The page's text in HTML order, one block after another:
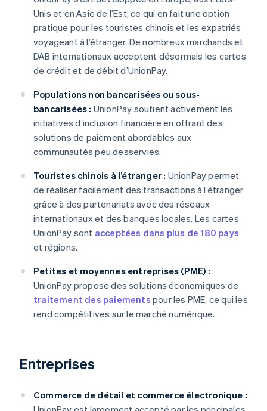
Unis et en Asie de l’Est, ce qui en fait une option
pratique pour les touristes chinois et les expatriés
voyageant à l’étranger. De nombreux marchands et
DAB internationaux acceptent désormais les cartes
de crédit et de débit d’UnionPay.
Populations non bancarisées ou sous-
bancarisées : UnionPay soutient activement les
initiatives d’inclusion financière en offrant des
solutions de paiement abordables aux
communautés peu desservies.
Touristes chinois à l’étranger : UnionPay permet
de réaliser facilement des transactions à l’étranger
grâce à des partenariats avec des réseaux
internationaux et des banques locales. Les cartes
UnionPay sont acceptées dans plus de 180 pays
et régions.
Petites et moyennes entreprises (PME) :
UnionPay propose des solutions économiques de
traitement des paiements pour les PME, ce qui les
rend compétitives sur le marché numérique.
Entreprises
Commerce de détail et commerce électronique :